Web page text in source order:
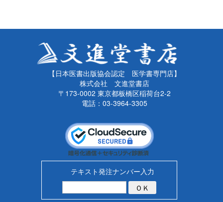
【日本医書出版協会認定 医学書専門店】
株式会社 文進堂書店
〒173-0002 東京都板橋区稲荷台2-2
電話：03-3964-3305
テキスト発注ナンバー入力